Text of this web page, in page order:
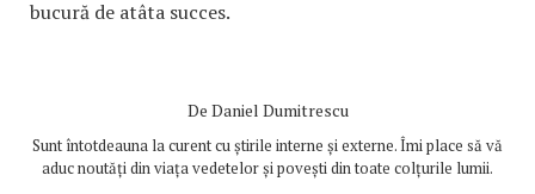
bucură de atâta succes.
De Daniel Dumitrescu
Sunt întotdeauna la curent cu știrile interne și externe. Îmi place să vă
aduc noutăți din viața vedetelor și povești din toate colțurile lumii.